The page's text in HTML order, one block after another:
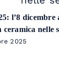
l’8
ceramica nelle
2025